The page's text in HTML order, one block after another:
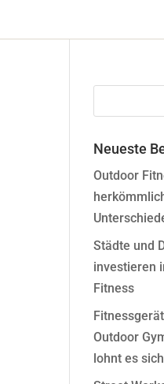
Abductor &
Trainingsbank &
Pendel &
Stepper &
Tretboot
Bench Pedals
Revers
Trainingsbank
Neueste
Outdoor
Städte und
investieren
Fitness
Outdoor
lohnt es